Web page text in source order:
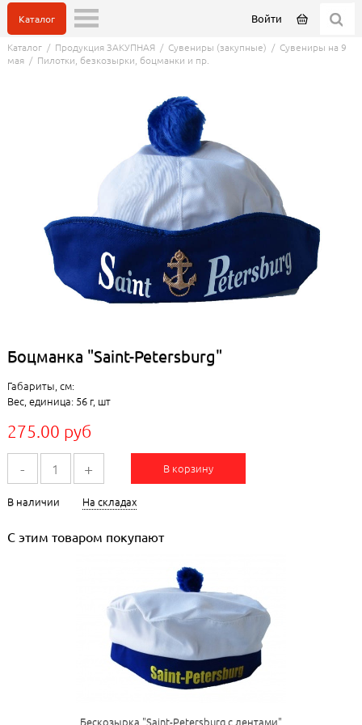
Войти
Каталог
Каталог/ Продукция ЗАКУПНАЯ/ Сувениры (закупные) / Сувениры на 9
мая/ Пилотки, безкозырки, боцманки и пр.
Боцманка "Saint-Petersburg"
Габариты, см:
Вес, единица: 56 г, шт
275.00 руб
- + В корзину
В наличии На складах
С этим товаром покупают
Бескозырка "Saint-Petersburg с лентами"